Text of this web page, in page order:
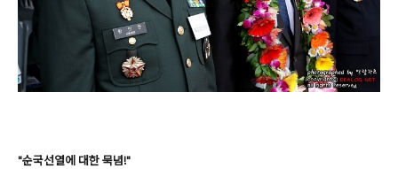
"순국선열에 대한 묵념!"